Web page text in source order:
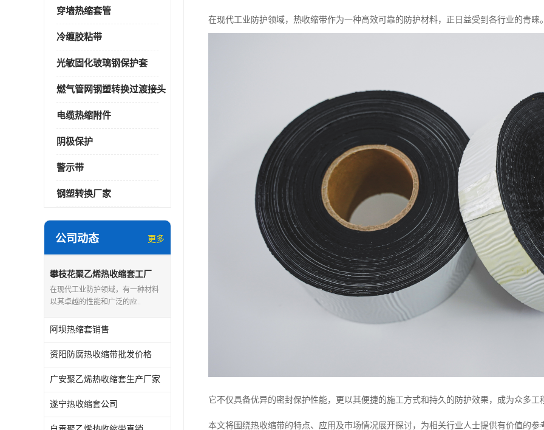
穿墙热缩套管
冷缠胶粘带
光敏固化玻璃钢保护套
燃气管网钢塑转换过渡接头
电缆热缩附件
阴极保护
警示带
钢塑转换厂家
公司动态 更多
攀枝花聚乙烯热收缩套工厂
在现代工业防护领域，有一种材料
以其卓越的性能和广泛的应..
阿坝热缩套销售
资阳防腐热收缩带批发价格
广安聚乙烯热收缩套生产厂家
遂宁热收缩套公司
在现代工业防护领域，热收缩带作为一种高效可靠的防护材料，正日益受到各行业的青睐
它不仅具备优异的密封保护性能，更以其便捷的施工方式和持久的防护效果，成为众多工
本文将围绕热收缩带的特点、应用及市场情况展开探讨，为相关行业人士提供有价值的参